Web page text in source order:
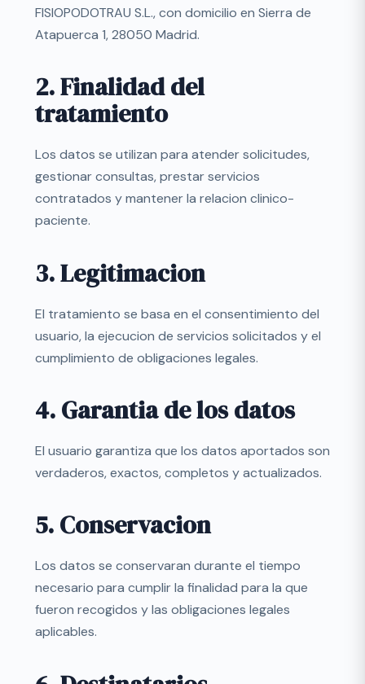
FISIOPODOTRAU S.L., con domicilio en Sierra de
Atapuerca 1, 28050 Madrid.
2. Finalidad del
tratamiento
Los datos se utilizan para atender solicitudes,
gestionar consultas, prestar servicios
contratados y mantener la relacion clinico-
paciente.
3. Legitimacion
El tratamiento se basa en el consentimiento del
usuario, la ejecucion de servicios solicitados y el
cumplimiento de obligaciones legales.
4. Garantia de los datos
El usuario garantiza que los datos aportados son
verdaderos, exactos, completos y actualizados.
5. Conservacion
Los datos se conservaran durante el tiempo
necesario para cumplir la finalidad para la que
fueron recogidos y las obligaciones legales
aplicables.